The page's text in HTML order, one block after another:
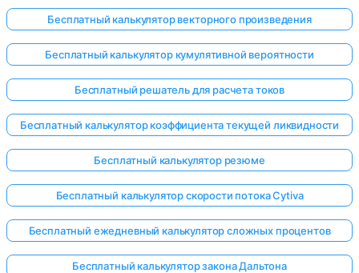
Бесплатный калькулятор векторного произведения
Бесплатный калькулятор кумулятивной вероятности
Бесплатный решатель для расчета токов
Бесплатный калькулятор коэффициента текущей ликвидности
Бесплатный калькулятор резюме
Бесплатный калькулятор скорости потока Cytiva
Бесплатный ежедневный калькулятор сложных процентов
Бесплатный калькулятор закона Дальтона